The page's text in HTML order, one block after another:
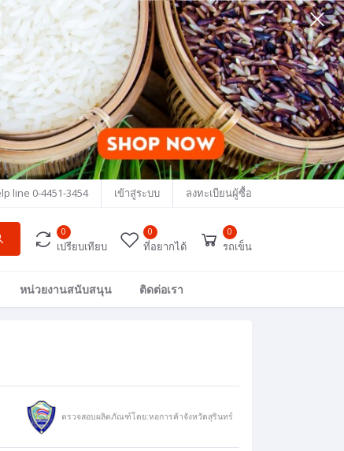
line 0-4451-3454 เข้าสู่ระบบ ลงทะเบียนผู้ซื้อ
0
เปรียบเทียบ
0
ที่อยากได้
0
รถเข็น
หน่วยงานสนับสนุน ติดต่อเรา
ตรวจสอบผลิตภัณฑ์โดย:หอการค้าจังหวัดสุรินทร์